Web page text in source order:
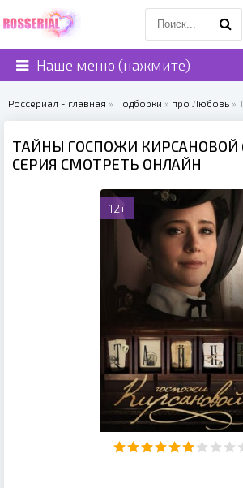
Наше меню (нажмите)
Россериал - главная » Подборки » про Любовь »
ТАЙНЫ ГОСПОЖИ КИРСАНОВОЙ
СЕРИЯ СМОТРЕТЬ ОНЛАЙН
12+